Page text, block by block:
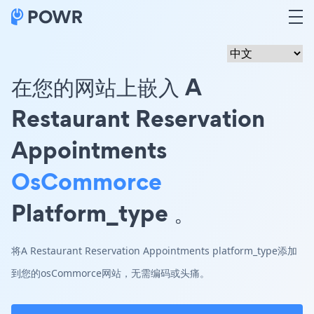
在您的网站上嵌入 A
Restaurant Reservation
Appointments
OsCommorce
Platform_type 。
将A Restaurant Reservation Appointments platform_type添加
到您的osCommorce网站，无需编码或头痛。